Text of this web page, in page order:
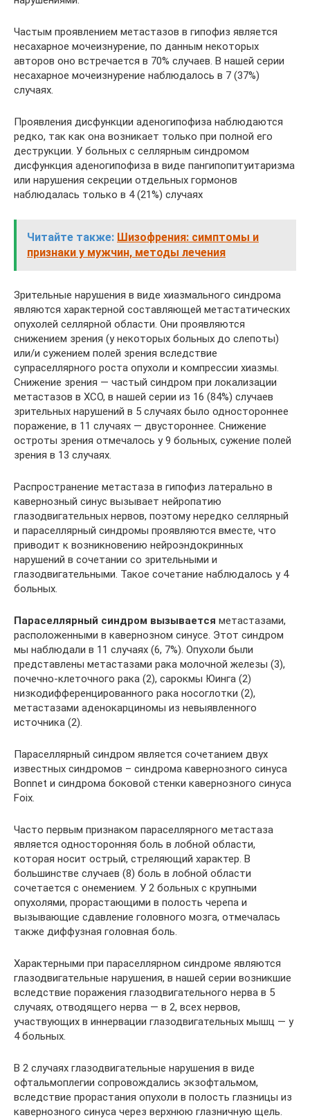
Частым проявлением метастазов в гипофиз является
несахарное мочеизнурение, по данным некоторых
авторов оно встречается в 70% случаев. В нашей серии
несахарное мочеизнурение наблюдалось в 7 (37%)
случаях.
Проявления дисфункции аденогипофиза наблюдаются
редко, так как она возникает только при полной его
деструкции. У больных с селлярным синдромом
дисфункция аденогипофиза в виде пангипопитуитаризма
или нарушения секреции отдельных гормонов
наблюдалась только в 4 (21%) случаях
Читайте также: Шизофрения: симптомы и
признаки у мужчин, методы лечения
Зрительные нарушения в виде хиазмального синдрома
являются характерной составляющей метастатических
опухолей селлярной области. Они проявляются
снижением зрения (у некоторых больных до слепоты)
или/и сужением полей зрения вследствие
супраселлярного роста опухоли и компрессии хиазмы.
Снижение зрения — частый синдром при локализации
метастазов в ХСО, в нашей серии из 16 (84%) случаев
зрительных нарушений в 5 случаях было одностороннее
поражение, в 11 случаях — двустороннее. Снижение
остроты зрения отмечалось у 9 больных, сужение полей
зрения в 13 случаях.
Распространение метастаза в гипофиз латерально в
кавернозный синус вызывает нейропатию
глазодвигательных нервов, поэтому нередко селлярный
и параселлярный синдромы проявляются вместе, что
приводит к возникновению нейроэндокринных
нарушений в сочетании со зрительными и
глазодвигательными. Такое сочетание наблюдалось у 4
больных.
Параселлярный синдром вызывается метастазами,
расположенными в кавернозном синусе. Этот синдром
мы наблюдали в 11 случаях (6, 7%). Опухоли были
представлены метастазами рака молочной железы (3),
почечно-клеточного рака (2), сарокмы Юинга (2)
низкодифференцированного рака носоглотки (2),
метастазами аденокарциномы из невыявленного
источника (2).
Параселлярный синдром является сочетанием двух
известных синдромов – синдрома кавернозного синуса
Bonnet и синдрома боковой стенки кавернозного синуса
Foix.
Часто первым признаком параселлярного метастаза
является односторонняя боль в лобной области,
которая носит острый, стреляющий характер. В
большинстве случаев (8) боль в лобной области
сочетается с онемением. У 2 больных с крупными
опухолями, прорастающими в полость черепа и
вызывающие сдавление головного мозга, отмечалась
также диффузная головная боль.
Характерными при параселлярном синдроме являются
глазодвигательные нарушения, в нашей серии возникшие
вследствие поражения глазодвигательного нерва в 5
случаях, отводящего нерва — в 2, всех нервов,
участвующих в иннервации глазодвигательных мышц — у
4 больных.
В 2 случаях глазодвигательные нарушения в виде
офтальмоплегии сопровождались экзофтальмом,
вследствие прорастания опухоли в полость глазницы из
кавернозного синуса через верхнюю глазничную щель.